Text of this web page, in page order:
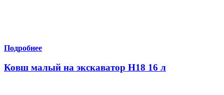
Подробнее
Ковш малый на экскаватор Н18 16 л